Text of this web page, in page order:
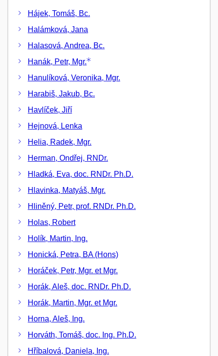
Hájek, Tomáš, Bc.
Halámková, Jana
Halasová, Andrea, Bc.
Hanák, Petr, Mgr.
Hanulíková, Veronika, Mgr.
Harabiš, Jakub, Bc.
Havlíček, Jiří
Hejnová, Lenka
Helia, Radek, Mgr.
Herman, Ondřej, RNDr.
Hladká, Eva, doc. RNDr. Ph.D.
Hlavinka, Matyáš, Mgr.
Hliněný, Petr, prof. RNDr. Ph.D.
Holas, Robert
Holík, Martin, Ing.
Honická, Petra, BA (Hons)
Horáček, Petr, Mgr. et Mgr.
Horák, Aleš, doc. RNDr. Ph.D.
Horák, Martin, Mgr. et Mgr.
Horna, Aleš, Ing.
Horváth, Tomáš, doc. Ing. Ph.D.
Hříbalová, Daniela, Ing.